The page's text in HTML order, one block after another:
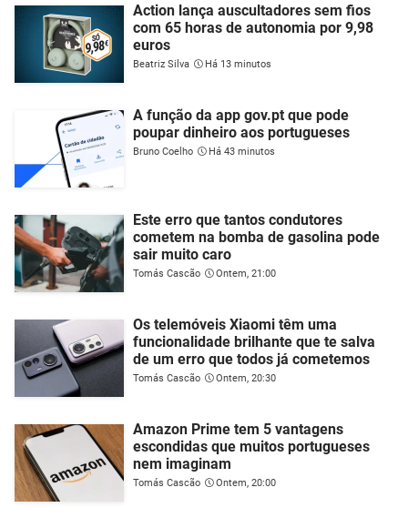
Action lança auscultadores sem fios
com 65 horas de autonomia por 9,98
euros
Beatriz Silva Há 13 minutos
A função da app gov.pt que pode
poupar dinheiro aos portugueses
Bruno Coelho Há 43 minutos
Este erro que tantos condutores
cometem na bomba de gasolina pode
sair muito caro
Tomás Cascão Ontem, 21:00
Os telemóveis Xiaomi têm uma
funcionalidade brilhante que te salva
de um erro que todos já cometemos
Tomás Cascão Ontem, 20:30
Amazon Prime tem 5 vantagens
escondidas que muitos portugueses
nem imaginam
Tomás Cascão Ontem, 20:00